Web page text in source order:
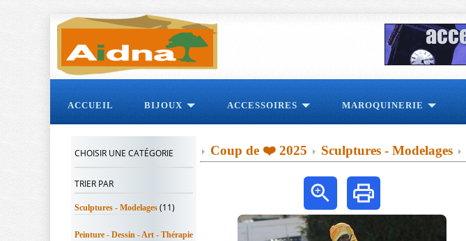
ACCUEIL BIJOUX ACCESSOIRES MAROQUINERIE
Coup de ❤️ 2025 Sculptures - Modelages
CHOISIR UNE CATÉGORIE
TRIER PAR
Sculptures - Modelages (11)
Peinture - Dessin - Art - Thérapie